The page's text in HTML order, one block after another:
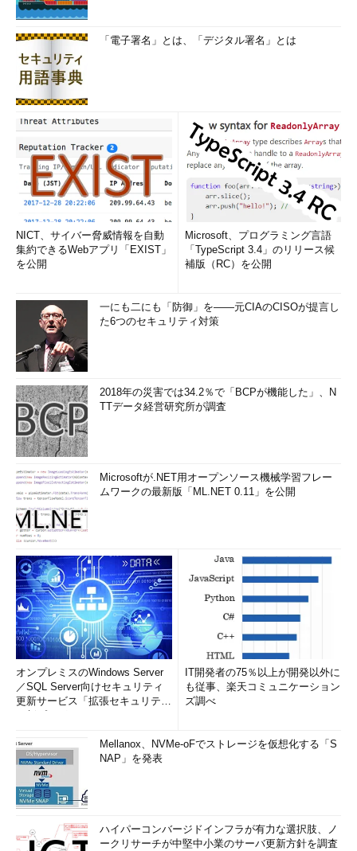
バックがある。βリリースの目的は、フィードバックから活動全
分かりやすい作業に没頭していたように見える。POのエゴでバ
ックログの優先度を取り違えてはいなかったか？」
確かに、2018年1月のアンケートでは、「登録は行ったが見積
もりまで進まなかった」ユーザーからのフィードバックとして
「見積もり段階では開示できないものがほとんどなため」「コン
パイル費用が高そう」といった、サービスそのものの機能とは直
接関係しない意見が出ている。こうした声への対応が後手に回っ
たことが「POのエゴ」だったのではないかという岡島検事の指
摘に、岡島被告は「否定できない」と表情を曇らせた。
そして、第三の容疑は「多過ぎる複数のゴール設定」だ。検事
が次に持ち出したのは2017年2月28日に作成された、HIKKOSHI
「この事業計画書では、『ストックビジネスの立ち上げ』『技
術トランスファ』『リーン、アジャイル開発による実現』という
3つのゴールが書かれている。これだけのゴールがあっては、サ
ービスの成功にフォーカスできないのではないか」
さらに、当時の組織構造そのものにも問題があったと指摘す
る。岡島氏は当時、新規プロダクトのPOであると同時に、その
ビジネスを統括するセグメントのアカウントマネジャーも兼任し
ていた。それが「利益相反」を招いたのではないかという指摘
だ。
これについて、PO岡島被告は次のように弁明する。
の見極めが甘くなったことは否定できない。既存の請負プロジェ
クトの都合もあり、ベストメンバーは組めなかった。兼務が故
に、ステークホルダーとして機能しなかったのも事実。ただし、
組織構造の変更は容易ではなく、POである私の意識と行動で回
避できたはずだ」
しかし、岡島検事は容赦ない。
「それはつまり、組織の力学を忖度（そんたく）したというこ
この指摘には、岡島被告も黙ってうなだれるしかなかったのだ
った。
失敗の原因は発達し過ぎた「受託脳」だった
自らの役割を「検事」と「被告」に分け、残した資料を振り返
「電子署名」とは、「デジタル署名」とは
NICT、サイバー脅威情報を自動
集約できるWebアプリ「EXIST」
を公開
Microsoft、プログラミング言語
「TypeScript 3.4」のリリース候
補版（RC）を公開
一にも二にも「防御」を――元CIAのCISOが提言し
た6つのセキュリティ対策
2018年の災害では34.2％で「BCPが機能した」、N
TTデータ経営研究所が調査
Microsoftが.NET用オープンソース機械学習フレー
ムワークの最新版「ML.NET 0.11」を公開
オンプレミスのWindows Server
／SQL Server向けセキュリティ
更新サービス「拡張セキュリティ
IT開発者の75％以上が開発以外に
も従事、楽天コミュニケーション
ズ調べ
Mellanox、NVMe-oFでストレージを仮想化する「S
NAP」を発表
ハイパーコンバージドインフラが有力な選択肢、ノ
ークリサーチが中堅中小業のサーバ更新方針を調査